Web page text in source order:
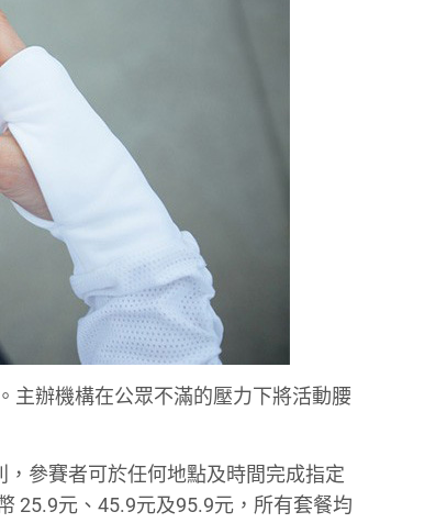
主辦機構在公眾不滿的壓力下將活動腰
，參賽者可於任何地點及時間完成指定
25.9元、45.9元及95.9元，所有套餐均